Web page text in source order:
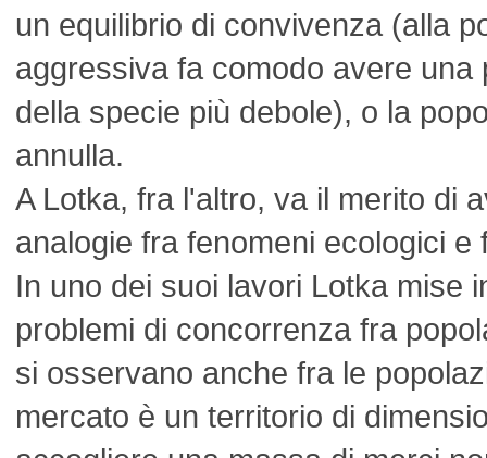
un equilibrio di convivenza (alla
aggressiva fa comodo avere una
della specie più debole), o la
annulla.
A Lotka, fra l'altro, va il merito di
analogie fra fenomeni ecologici e
In uno dei suoi lavori Lotka mise
problemi di concorrenza fra
si osservano anche fra le
mercato è un territorio di